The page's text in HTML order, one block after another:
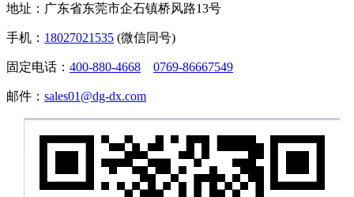
地址：广东省东莞市企石镇桥风路13号
手机： 18027021535 (微信同号)
固定电话： 400-880-4668 0769-86667549
邮件： sales01@dg-dx.com